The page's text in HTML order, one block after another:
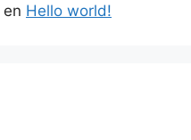
en Hello world!